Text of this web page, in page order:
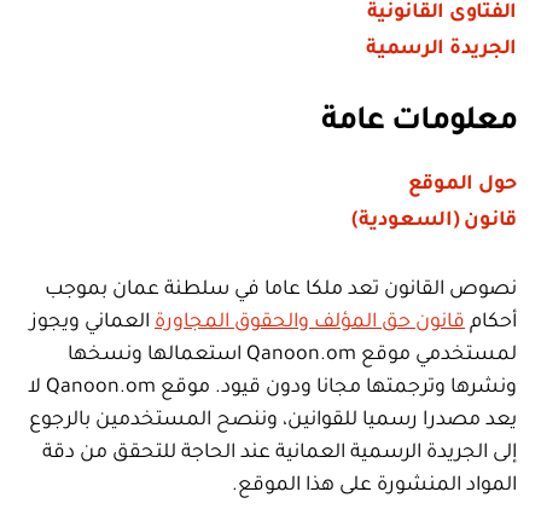
الفتاوى القانونية
الجريدة الرسمية
معلومات عامة
حول الموقع
قانون (السعودية)
نصوص القانون تعد ملكا عاما في سلطنة عمان بموجب
أحكام قانون حق المؤلف والحقوق المجاورة العماني ويجوز
لمستخدمي موقع Qanoon.om استعمالها ونسخها
ونشرها وترجمتها مجانا ودون قيود. موقع Qanoon.om لا
يعد مصدرا رسميا للقوانين، وننصح المستخدمين بالرجوع
إلى الجريدة الرسمية العمانية عند الحاجة للتحقق من دقة
المواد المنشورة على هذا الموقع.